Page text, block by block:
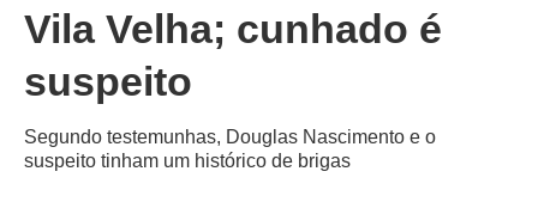
Vila Velha; cunhado é
suspeito
Segundo testemunhas, Douglas Nascimento e o
suspeito tinham um histórico de brigas